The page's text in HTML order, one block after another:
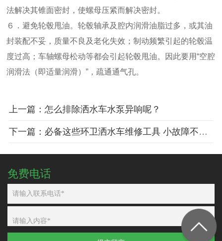
法解决其锥面密封，使螺母压紧而解决密封。
６．避免轮毂甩油。轮毂轴承及腔内润滑油脂过多，或其油
封装配不妥，质量不良及老化失效；制动频繁引起的轮毂温
度过高；车轴螺母松动等都会引起轮毂甩油。因此要用“空腔
润滑法（即适量润滑）”，疏通通气孔。
上一篇：怎么排除洒水车水泵异响呢？
下一篇：必备这些环卫洒水车维修工具 小故障不用怕
免费电话